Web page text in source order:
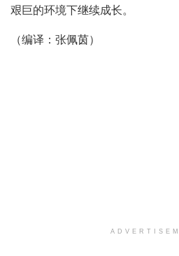
艰巨的环境下继续成长。
（编译：张佩茵）